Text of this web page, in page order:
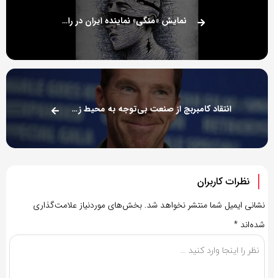
نمایش «منگی» نماینده ایران در راه گرجستان
انتقاد کامبربچ از صنعت بی‌توجه به محیط زیست هالیوود
نظرات کاربران
نشانی ایمیل شما منتشر نخواهد شد. بخش‌های موردنیاز علامت‌گذاری
شده‌اند *